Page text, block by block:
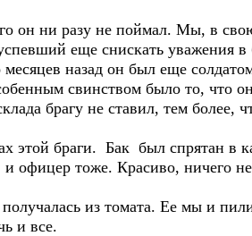
он ни разу не поймал. Мы, в
еще снискать уважения в
месяцев назад он был еще
свинством было то, что
брагу не ставил, тем более,
этой браги. Бак был спрятан
и офицер тоже. Красиво,
из томата. Ее мы и
и все.